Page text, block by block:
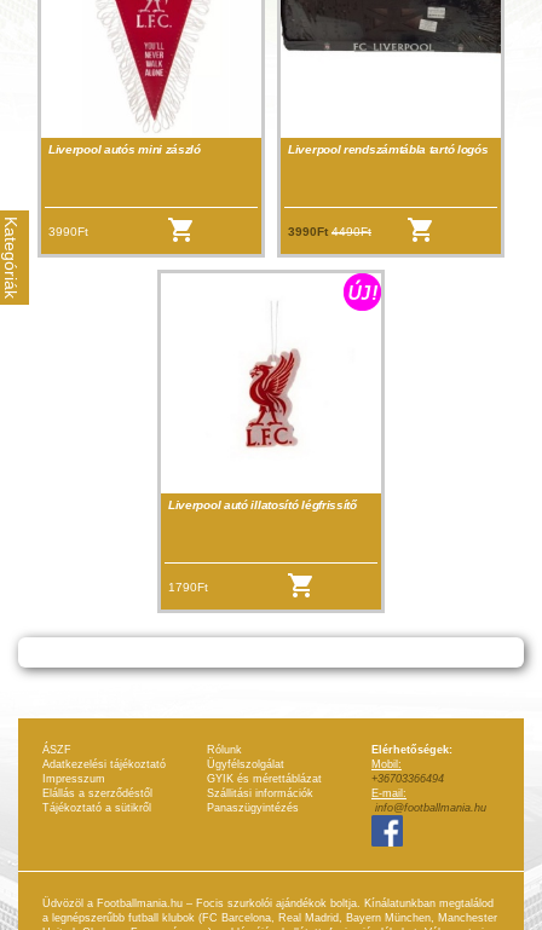
Kategóriák
Liverpool autós mini zászló
3990Ft
Liverpool rendszámtábla tartó logós
3990Ft 4490Ft
Liverpool autó illatosító légfrissítő
1790Ft
ÁSZF
Adatkezelési tájékoztató
Impresszum
Elállás a szerződéstől
Tájékoztató a sütikről
Rólunk
Ügyfélszolgálat
GYIK és mérettáblázat
Szállitási információk
Panaszügyintézés
Elérhetőségek:
Mobil:
+36703366494
E-mail:
info@footballmania.hu
Üdvözöl a Footballmania.hu – Focis szurkolói ajándékok boltja. Kínálatunkban megtalálod
a legnépszerűbb futball klubok (FC Barcelona, Real Madrid, Bayern München, Manchester